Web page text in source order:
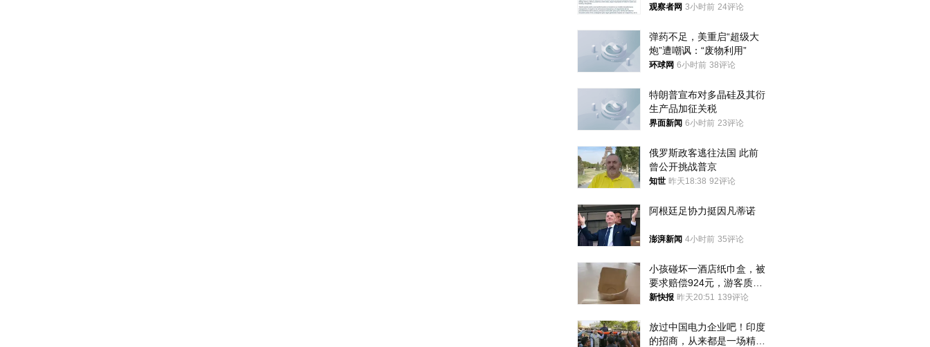
今后应继续在其领导下前行
观察者网 3小时前 24评论
弹药不足，美重启“超级大
炮”遭嘲讽：“废物利用”
环球网 6小时前 38评论
特朗普宣布对多晶硅及其衍
生产品加征关税
界面新闻 6小时前 23评论
俄罗斯政客逃往法国 此前
曾公开挑战普京
知世 昨天18:38 92评论
阿根廷足协力挺因凡蒂诺
澎湃新闻 4小时前 35评论
小孩碰坏一酒店纸巾盒，被
要求赔偿924元，游客质疑
酒店房客物品超高标价，市
新快报 昨天20:51 139评论
放过中国电力企业吧！印度
的招商，从来都是一场精准